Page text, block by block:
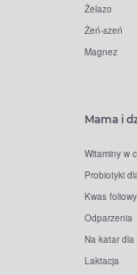
Żelazo
Żeń-szeń
Magnez
Mama i
Witaminy w
Probiotyki
Kwas foliowy
Odparzenia
Na katar dla
Laktacja